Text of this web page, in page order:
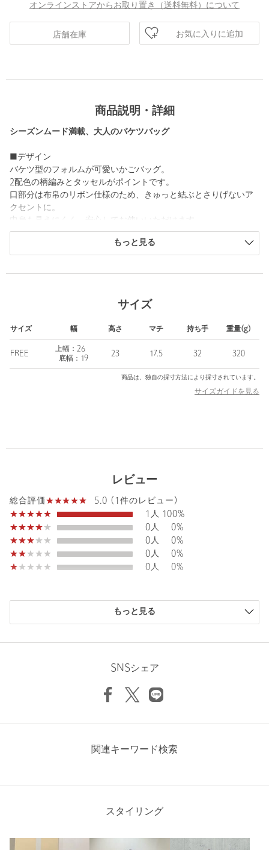
オンラインストアからお取り置き（送料無料）について
店舗在庫 お気に入りに追加
商品説明・詳細
シーズンムード満載、大人のバケツバッグ
■デザイン
バケツ型のフォルムが可愛いかごバッグ。
2配色の柄編みとタッセルがポイントです。
口部分は布帛のリボン仕様のため、きゅっと結ぶとさりげないア
クセントに。
中身も見えにくく、安心してお使いいただけます。
内側には小物の収納に便利なポケット付きです。
■素材
※商品に「取り扱い上の注意書き」、「洗濯表示」がございます
※商品画像は、光の当たり具合やパソコンなどの閲覧環境によ
り、実際の色味と異なって見える場合がございます。あらかじめ
ご了承ください。
※商品の色味の目安は、商品単体の画像をご参照ください。
・アウトレット商品につきましては包装やパッケージに破損・汚
れが見られる場合にも、商品に欠陥が認められない際にはそのま
まの状態でお送りいたします。
・返品、ご注文確定後の内容変更・追加注文はお受けできませ
ん。
ます。また、タグの表記と購入価格が異なる場合がございます。
・"不良品"、"ご注文内容と異なる商品"が到着した場合は、お客様
合は返金でのご対応といたします。
商品詳細
注文キャンセル 対象商品
対象外商品
バッグ | かごバッグ
もっと見る
サイズ
サイズ 幅 高さ マチ 持ち手 重量(g)
FREE
上幅：26
底幅：19
23 17.5 32 320
商品は、独自の採寸方法により採寸されています。
サイズガイドを見る
レビュー
総合評価
5.0 (1件のレビュー)
1人 100%
0人
0%
0人
0%
0人
0%
0人
0%
500ミリのペットボトルと財布、携帯、タオル、必要最低限の
もっと見る
SNSシェア
関連キーワード検索
スタイリング